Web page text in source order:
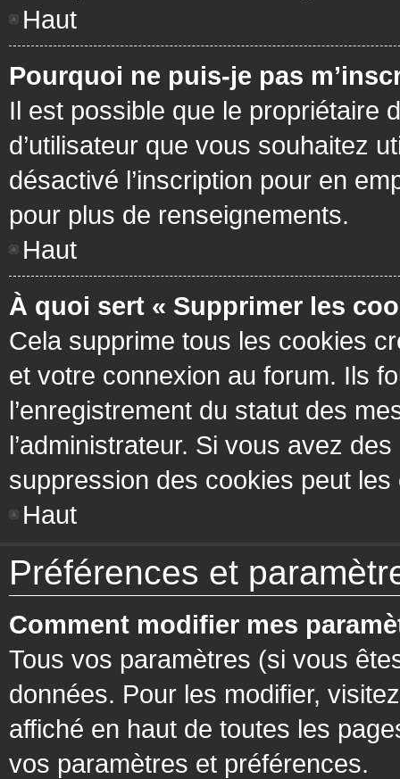
Haut
Pourquoi ne puis-je pas
Il est possible que le propriétaire
d’utilisateur que vous souhaitez
désactivé l’inscription pour en
pour plus de renseignements.
Haut
À quoi sert « Supprimer les
Cela supprime tous les cookies
et votre connexion au forum. Ils
l’enregistrement du statut des
l’administrateur. Si vous avez
suppression des cookies peut les
Haut
Préférences et
Comment modifier mes
Tous vos paramètres (si vous
données. Pour les modifier,
affiché en haut de toutes les
vos paramètres et préférences.